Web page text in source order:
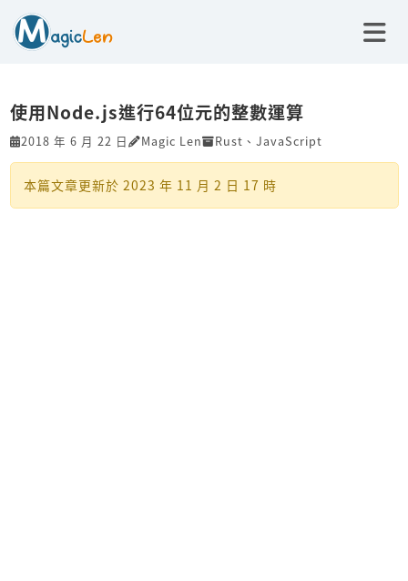
使用Node.js進行64位元的整數運算
2018 年 6 月 22 日 Magic Len Rust 、 JavaScript
本篇文章更新於 2023 年 11 月 2 日 17 時